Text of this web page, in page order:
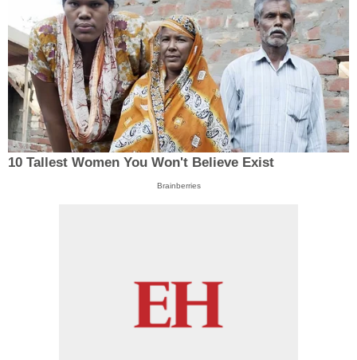
10 Tallest Women You Won't Believe Exist
Brainberries